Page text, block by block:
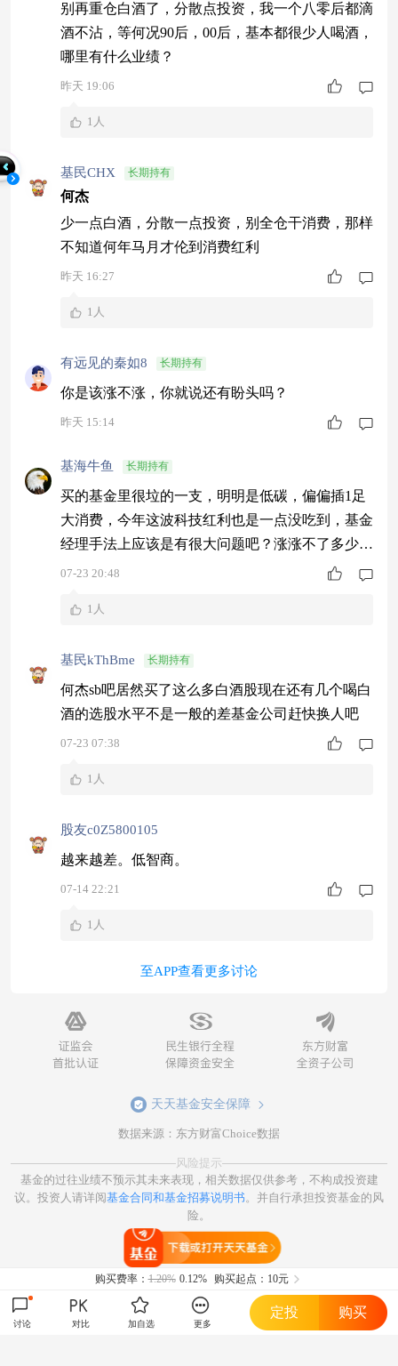
别再重仓白酒了，分散点投资，我一个八零后都滴
酒不沾，等何况90后，00后，基本都很少人喝酒，
哪里有什么业绩？
昨天 19:06
1人
基民CHX 长期持有
何杰
少一点白酒，分散一点投资，别全仓干消费，那样
不知道何年马月才伦到消费红利
昨天 16:27
1人
有远见的秦如8 长期持有
你是该涨不涨，你就说还有盼头吗？
昨天 15:14
基海牛鱼 长期持有
买的基金里很垃的一支，明明是低碳，偏偏插1足
大消费，今年这波科技红利也是一点没吃到，基金
经理手法上应该是有很大问题吧？涨涨不了多少，
跌一顿狂跌
07-23 20:48
1人
基民kThBme 长期持有
何杰sb吧居然买了这么多白酒股现在还有几个喝白
酒的选股水平不是一般的差基金公司赶快换人吧
07-23 07:38
1人
股友c0Z5800105
越来越差。低智商。
07-14 22:21
1人
至APP查看更多讨论
天天基金安全保障
数据来源：东方财富Choice数据
风险提示
基金的过往业绩不预示其未来表现，相关数据仅供参考，不构成投资建
议。投资人请详阅基金合同和基金招募说明书。并自行承担投资基金的风
险。
购买费率：1.20% 0.12% 购买起点：10元
讨论 对比 加自选 更多
定投 购买
打开天天基金